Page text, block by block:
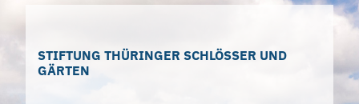
STIFTUNG THÜRINGER SCHLÖSSER UND
GÄRTEN